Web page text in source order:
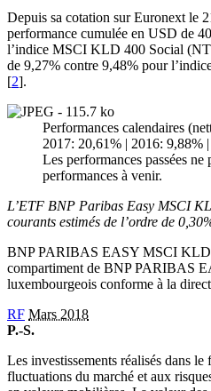
Depuis sa cotation sur Euronext le
performance cumulée en USD de
l’indice MSCI KLD 400 Social
de 9,27% contre 9,48% pour
[2].
Performances calendaires
2017: 20,61% | 2016: 9,88%
Les performances passées ne
performances à venir.
L’ETF BNP Paribas Easy MSCI
courants estimés de l’ordre de
BNP PARIBAS EASY MSCI KLD
compartiment de BNP PARIBAS
luxembourgeois conforme à la
RF Mars 2018
P.-S.
Les investissements réalisés dans
fluctuations du marché et aux